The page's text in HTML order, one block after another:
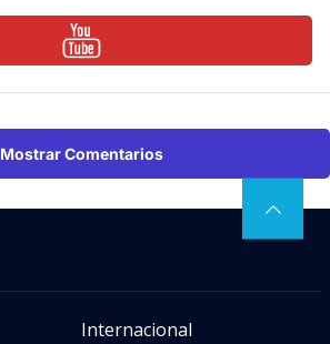
Mostrar Comentarios
Internacional